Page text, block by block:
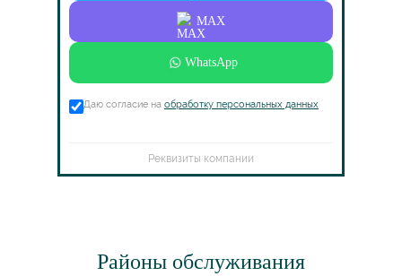
MAX
WhatsApp
Даю согласие на обработку персональных данных
Реквизиты компании
Районы обслуживания